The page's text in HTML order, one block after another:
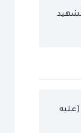
(عليه